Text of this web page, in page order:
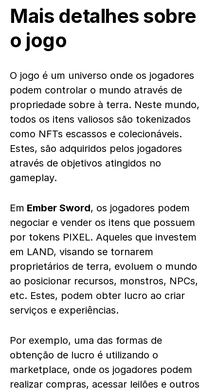
Mais detalhes sobre
o jogo
O jogo é um universo onde os jogadores
podem controlar o mundo através de
propriedade sobre à terra. Neste mundo,
todos os itens valiosos são tokenizados
como NFTs escassos e colecionáveis.
Estes, são adquiridos pelos jogadores
através de objetivos atingidos no
gameplay.
Em Ember Sword, os jogadores podem
negociar e vender os itens que possuem
por tokens PIXEL. Aqueles que investem
em LAND, visando se tornarem
proprietários de terra, evoluem o mundo
ao posicionar recursos, monstros, NPCs,
etc. Estes, podem obter lucro ao criar
serviços e experiências.
Por exemplo, uma das formas de
obtenção de lucro é utilizando o
marketplace, onde os jogadores podem
realizar compras, acessar leilões e outros